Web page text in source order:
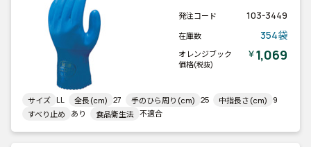
発注コード 103-3449
在庫数 354袋
オレンジブック
価格(税抜)
￥1,069
サイズ LL 全長(cm) 27 手のひら周り(cm) 25 中指長さ(cm)
9
すべり止め
あり 食品衛生法 不適合